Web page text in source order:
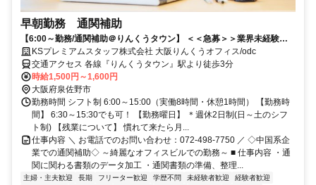
早朝勤務 通関補助
【6:00～勤務/通関補助＠りんくうタウン】 ＜＜急募＞＞業界未経験歓
迎！20代～50代まで活躍中！駅チカで通勤ラクラク！
KSプレミアムスタッフ株式会社 大阪りんくうオフィス/odc
交通アクセス 各線『りんくうタウン』駅より徒歩3分
時給1,500円～1,600円
大阪府泉佐野市
勤務時間 シフト制 6:00～15:00（実働8時間・休憩1時間） 【勤務時
間】 6:30～15:30でも可！ 【勤務曜日】 ＊週休2日制(日～土のシフ
ト制) 【残業について】 慣れて来たら月...
仕事内容 ＼ お電話でのお問い合わせ：072-498-7750 ／ ◇中国系企
業での通関補助◇ ～綺麗なオフィスビルでの勤務～ ■ 仕事内容 ・通
関に関わる書類のデータ加工 ・通関書類の準備、整理...
主婦・主夫歓迎 長期 フリーター歓迎 学歴不問 未経験者歓迎
経験者歓迎